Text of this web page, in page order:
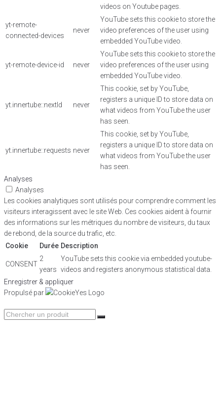
videos on Youtube pages.
yt-remote-
connected-devices
never
YouTube sets this cookie to store the
video preferences of the user using
embedded YouTube video.
yt-remote-device-id never
YouTube sets this cookie to store the
video preferences of the user using
embedded YouTube video.
yt.innertube::nextId never
This cookie, set by YouTube,
registers a unique ID to store data on
what videos from YouTube the user
has seen.
yt.innertube::requests never
This cookie, set by YouTube,
registers a unique ID to store data on
what videos from YouTube the user
has seen.
Analyses
Analyses
Les cookies analytiques sont utilisés pour comprendre comment les
visiteurs interagissent avec le site Web. Ces cookies aident à fournir
des informations sur les métriques du nombre de visiteurs, du taux
de rebond, de la source du trafic, etc.
Cookie
Durée Description
CONSENT
2
years
YouTube sets this cookie via embedded youtube-
videos and registers anonymous statistical data.
Enregistrer & appliquer
Propulsé par